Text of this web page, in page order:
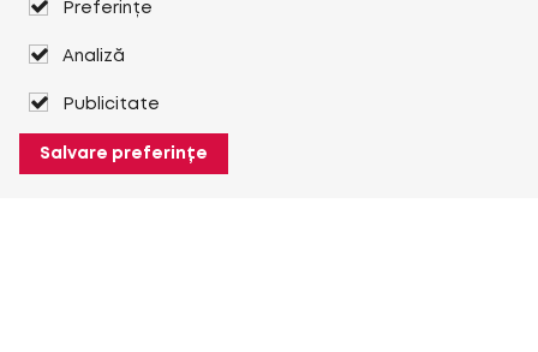
Preferințe
Analiză
Publicitate
Salvare preferințe